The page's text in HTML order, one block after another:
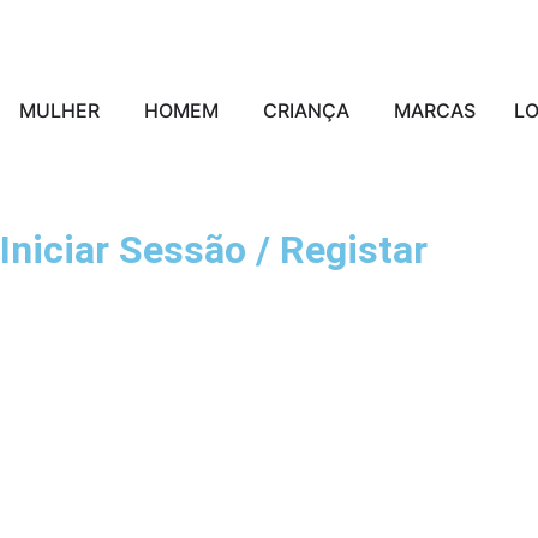
MULHER HOMEM CRIANÇA MARCAS
Iniciar Sessão / Registar